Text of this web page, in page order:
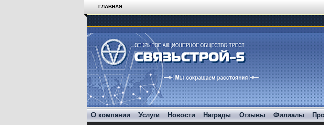
ГЛАВНАЯ
О компании Услуги Новости Награды Отзывы Филиалы